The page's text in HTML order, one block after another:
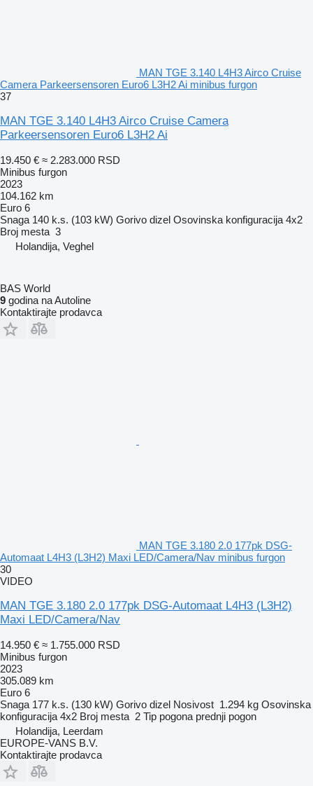
MAN TGE 3.140 L4H3 Airco Cruise
Camera Parkeersensoren Euro6 L3H2 Ai minibus furgon
37
MAN TGE 3.140 L4H3 Airco Cruise Camera
Parkeersensoren Euro6 L3H2 Ai
19.450 € ≈ 2.283.000 RSD
Minibus furgon
2023
104.162 km
Euro 6
Snaga 140 k.s. (103 kW) Gorivo dizel Osovinska konfiguracija 4x2
Broj mesta 3
Holandija, Veghel
BAS World
9 godina na Autoline
Kontaktirajte prodavca
MAN TGE 3.180 2.0 177pk DSG-
Automaat L4H3 (L3H2) Maxi LED/Camera/Nav minibus furgon
30
VIDEO
MAN TGE 3.180 2.0 177pk DSG-Automaat L4H3 (L3H2)
Maxi LED/Camera/Nav
14.950 € ≈ 1.755.000 RSD
Minibus furgon
2023
305.089 km
Euro 6
Snaga 177 k.s. (130 kW) Gorivo dizel Nosivost 1.294 kg Osovinska
konfiguracija 4x2 Broj mesta 2 Tip pogona prednji pogon
Holandija, Leerdam
EUROPE-VANS B.V.
Kontaktirajte prodavca